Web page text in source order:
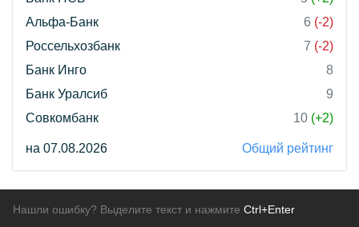
Альфа-Банк
6 (-2)
Россельхозбанк
7 (-2)
Банк Инго
8
Банк Уралсиб
9
Совкомбанк
10 (+2)
на 07.08.2026 Общий рейтинг
Нашли ошибку? Выделите текст и нажмите Ctrl+Enter